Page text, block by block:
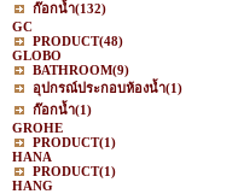
ก๊อกน้ำ(132)
GC
PRODUCT(48)
GLOBO
BATHROOM(9)
อุปกรณ์ประกอบห้องน้ำ(1)
ก๊อกน้ำ(1)
GROHE
PRODUCT(1)
HANA
PRODUCT(1)
HANG